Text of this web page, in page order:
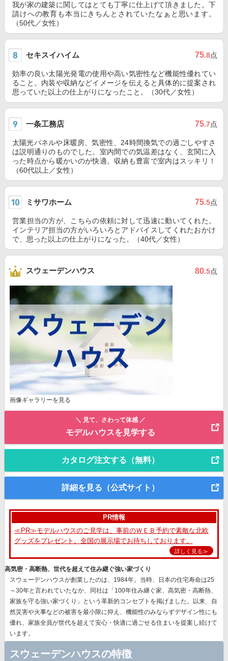
我が家の建築に関してはとても丁寧に仕上げて頂きました。下
請けへの教育も本当にきちんとされていたなぁと思います。
（50代／女性）
セキスイハイム 75.8点
効率の良い太陽光発電の使用や高い気密性など機能性優れてい
ること。内装や収納などイメージを伝えると具体的に提案され
思っていた以上の仕上がりになったこと。（30代／女性）
一条工務店 75.7点
太陽光パネルや床暖房、気密性、24時間換気での過ごしやすさ
は説明通りのものでした。室内間での気温差はなく、玄関に入
った時点から暖かいのが快適。収納も豊富で室内はスッキリ！
（60代以上／女性）
ミサワホーム 75.5点
営業担当の方が、こちらの依頼に対して迅速に動いてくれた。
インテリア担当の方がいろいろとアドバイスしてくれたおかけ
で、思った以上の仕上がりになった。（40代／女性）
スウェーデンハウス 80.5点
画像ギャラリーを見る
＼ 見て、さわって体感 ／
モデルハウスを見学する
カタログ注文する（無料）
詳細を見る（公式サイト）
PR情報
≪PR≫モデルハウスのご見学は、事前のＷＥＢ予約で素敵な北欧
グッズをプレゼント。全国の展示場でお待ちしております。
詳しく見る≫
高気密・高断熱、世代を超えて住み継ぐ強い家づくり
スウェーデンハウスが創業したのは、1984年。当時、日本の住宅寿命は25
～30年と言われていたなか、同社は 「100年住み継ぐ家、高気密・高断熱、
家族を守る強い家づくり」
という革新的コンセプトを掲げました。以来、自
然災害や火事などの被害を最小限に抑え、機能性のみならずデザイン性にも
優れ、 家族全員が世代を超えて安心・快適に過ごせる住まいを提案 し続けて
います。
スウェーデンハウスの特徴